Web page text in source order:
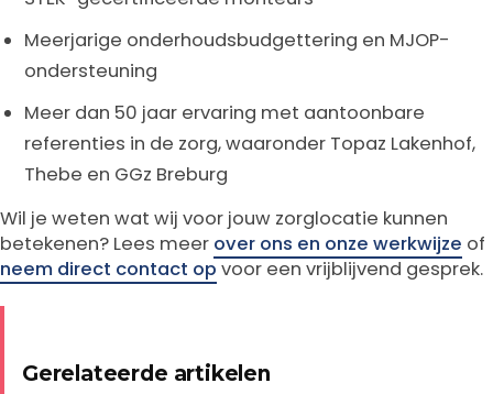
Meerjarige onderhoudsbudgettering en MJOP-
ondersteuning
Meer dan 50 jaar ervaring met aantoonbare
referenties in de zorg, waaronder Topaz Lakenhof,
Thebe en GGz Breburg
Wil je weten wat wij voor jouw zorglocatie kunnen
betekenen? Lees meer over ons en onze werkwijze of
neem direct contact op voor een vrijblijvend gesprek.
Gerelateerde artikelen